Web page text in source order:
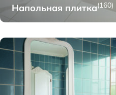
Напольная плитка(160)